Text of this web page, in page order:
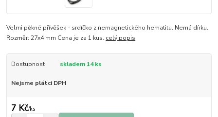
Velmi pěkné přívěšek - srdíčko z nemagnetického hematitu. Nemá dírku.
Rozměr: 27x4 mm Cena je za 1 kus. celý popis
Dostupnost skladem 14 ks
Nejsme plátci DPH
7 Kč/ks